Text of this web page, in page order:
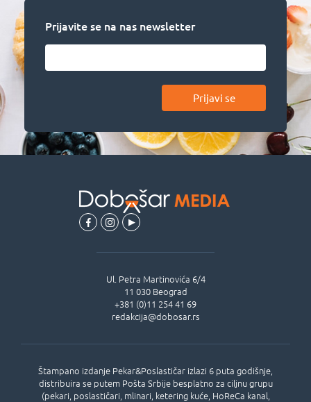
Prijavite se na nas newsletter
Prijavi se
Štampano izdanje Pekar&Poslastičar izlazi 6 puta godišnje,
distribuira se putem Pošta Srbije besplatno za ciljnu grupu
(pekari, poslastičari, mlinari, ketering kuće, HoReCa kanal,
Ul. Petra Martinovića 6/4
11 030 Beograd
+381 (0)11 254 41 69
redakcija@dobosar.rs